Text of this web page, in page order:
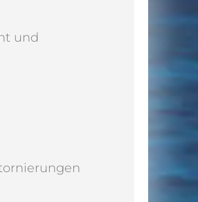
und